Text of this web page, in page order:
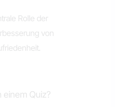
Rolle der
von
einem Quiz?